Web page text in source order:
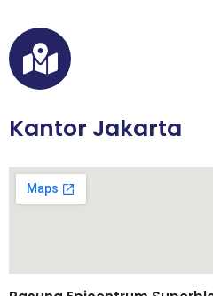
Kantor Jakarta